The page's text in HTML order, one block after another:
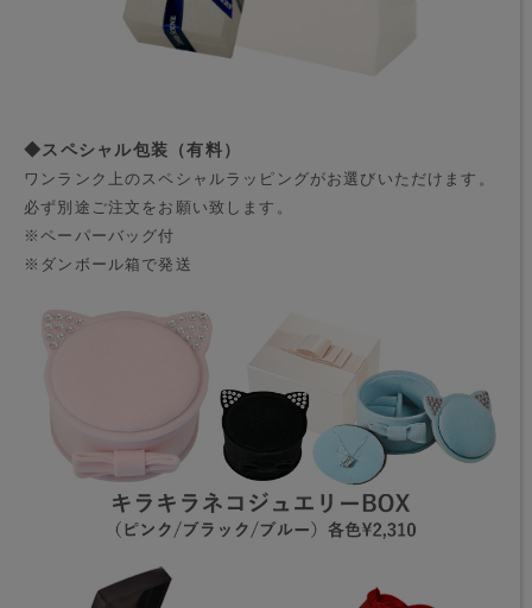
◆スペシャル包装（有料）
ワンランク上のスペシャルラッピングがお選びいただけます。
必ず別途ご注文をお願い致します。
※ペーパーバッグ付
※ダンボール箱で発送